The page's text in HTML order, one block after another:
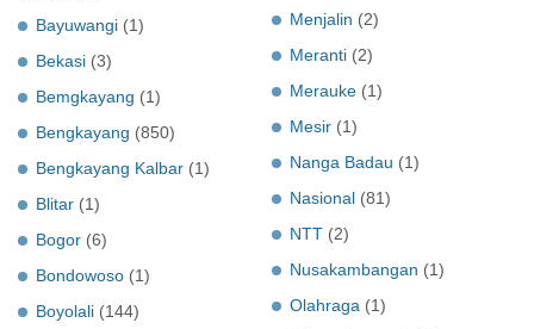
Bayuwangi (1)
Bekasi (3)
Bemgkayang (1)
Bengkayang (850)
Bengkayang Kalbar (1)
Blitar (1)
Bogor (6)
Bondowoso (1)
Boyolali (144)
Menjalin (2)
Meranti (2)
Merauke (1)
Mesir (1)
Nanga Badau (1)
Nasional (81)
NTT (2)
Nusakambangan (1)
Olahraga (1)